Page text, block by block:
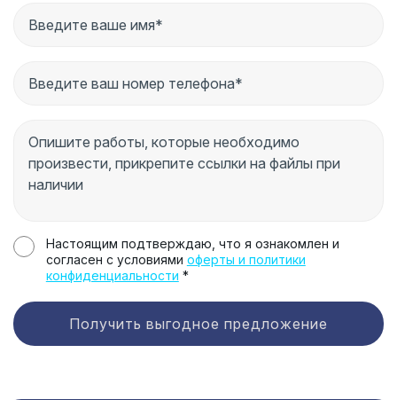
Настоящим подтверждаю, что я ознакомлен и
согласен с условиями оферты и политики
конфиденциальности *
Получить выгодное предложение